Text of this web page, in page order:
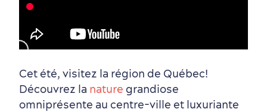
Vieux-Québec
Quartiers centraux
Incontournables
Quoi faire en août
7 expériences gourmandes
Produits locaux
Où dormir?
Vieux-Québec
Forfaits et rabais
Itinéraires
Cet été, visitez la région de Québec!
Découvrez la nature grandiose
omniprésente au centre-ville et luxuriante